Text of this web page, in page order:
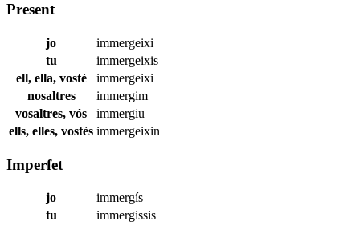
Present
jo
immergeixi
tu
immergeixis
ell, ella, vostè
immergeixi
nosaltres
immergim
vosaltres, vós
immergiu
ells, elles, vostès immergeixin
Imperfet
jo
immergís
tu
immergissis